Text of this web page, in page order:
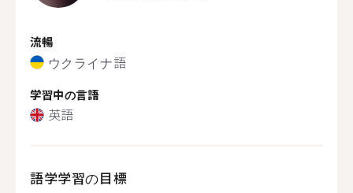
流暢
ウクライナ語
学習中の言語
英語
語学学習の目標